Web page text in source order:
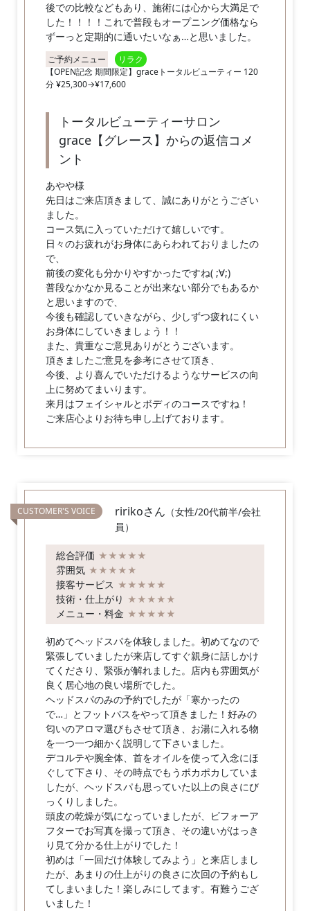
後での比較などもあり、施術には心から大満足で
した！！！！これで普段もオープニング価格なら
ずーっと定期的に通いたいなぁ…と思いました。
ご予約メニュー
リラク
【OPEN記念 期間限定】graceトータルビューティー 120
分 ¥25,300→¥17,600
トータルビューティーサロン
grace【グレース】からの返信コメ
ント
あやや様
先日はご来店頂きまして、誠にありがとうござい
ました。
コース気に入っていただけて嬉しいです。
日々のお疲れがお身体にあらわれておりましたの
で、
前後の変化も分かりやすかったですね( ;∀;)
普段なかなか見ることが出来ない部分でもあるか
と思いますので、
今後も確認していきながら、少しずつ疲れにくい
お身体にしていきましょう！！
また、貴重なご意見ありがとうございます。
頂きましたご意見を参考にさせて頂き、
今後、より喜んでいただけるようなサービスの向
上に努めてまいります。
来月はフェイシャルとボディのコースですね！
ご来店心よりお待ち申し上げております。
ririkoさん （女性/20代前半/会社
員）
総合評価 ★★★★★
雰囲気 ★★★★★
接客サービス ★★★★★
技術・仕上がり ★★★★★
メニュー・料金 ★★★★★
初めてヘッドスパを体験しました。初めてなので
緊張していましたが来店してすぐ親身に話しかけ
てくださり、緊張が解れました。店内も雰囲気が
良く居心地の良い場所でした。
ヘッドスパのみの予約でしたが「寒かったの
で…」とフットバスをやって頂きました！好みの
匂いのアロマ選びもさせて頂き、お湯に入れる物
を一つ一つ細かく説明して下さいました。
デコルテや腕全体、首をオイルを使って入念にほ
ぐして下さり、その時点でもうポカポカしていま
したが、ヘッドスパも思っていた以上の良さにび
っくりしました。
頭皮の乾燥が気になっていましたが、ビフォーア
フターでお写真を撮って頂き、その違いがはっき
り見て分かる仕上がりでした！
初めは「一回だけ体験してみよう」と来店しまし
たが、あまりの仕上がりの良さに次回の予約もし
てしまいました！楽しみにしてます。有難うござ
いました！